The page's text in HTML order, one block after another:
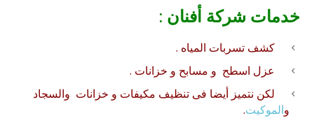
خدمات شركة أفنان :
كشف تسربات المياه .
عزل اسطح و مسابح و خزانات .
لكن نتميز أيضا فى تنظيف مكيفات و خزانات والسجاد
والموكيت.